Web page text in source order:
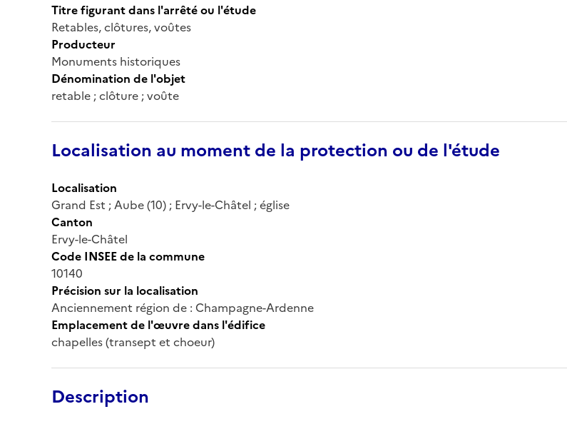
Titre figurant dans l'arrêté ou l'étude
Retables, clôtures, voûtes
Producteur
Monuments historiques
Dénomination de l'objet
retable ; clôture ; voûte
Localisation au moment de la protection ou de l'étude
Localisation
Grand Est ; Aube (10) ; Ervy-le-Châtel ; église
Canton
Ervy-le-Châtel
Code INSEE de la commune
10140
Précision sur la localisation
Anciennement région de : Champagne-Ardenne
Emplacement de l'œuvre dans l'édifice
chapelles (transept et choeur)
Description